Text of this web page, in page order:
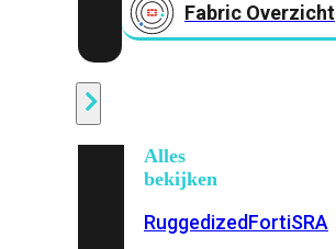
Fabric Overzicht
Alles
bekijken
RuggedizedFortiSRA